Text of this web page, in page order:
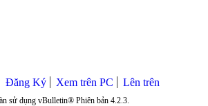
Đăng Ký Xem trên PC Lên trên
sử dụng vBulletin® Phiên bản 4.2.3.